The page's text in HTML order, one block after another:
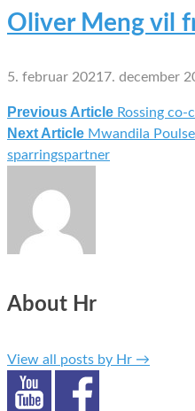
Oliver Meng vil
5. februar 2021 7. december
Previous Article Rossing co-
Next Article Mwandila
sparringspartner
About Hr
View all posts by Hr →